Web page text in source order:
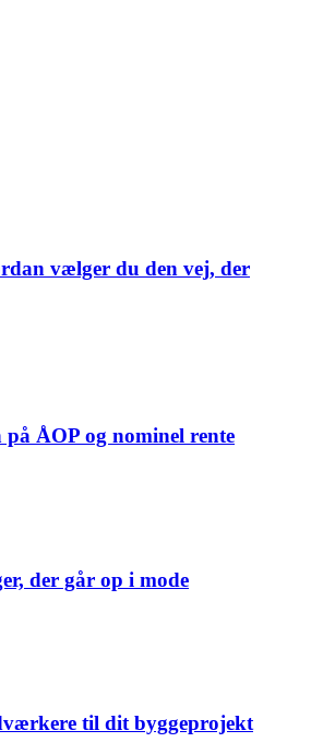
vælger du den vej, der
på ÅOP og nominel rente
der går op i mode
til dit byggeprojekt